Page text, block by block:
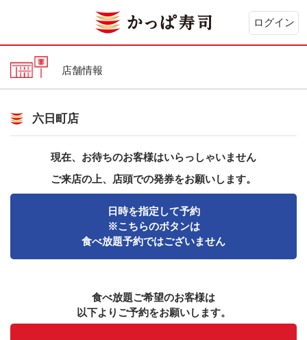
ログイン
店舗情報
六日町店
現在、お待ちのお客様はいらっしゃいません
ご来店の上、店頭での発券をお願いします。
日時を指定して予約
※こちらのボタンは
食べ放題予約ではございません
食べ放題ご希望のお客様は
以下よりご予約をお願いします。